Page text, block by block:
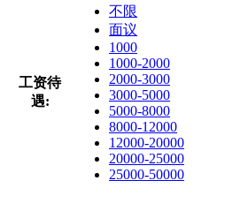
工资待
遇:
不限
面议
1000
1000-2000
2000-3000
3000-5000
5000-8000
8000-12000
12000-20000
20000-25000
25000-50000